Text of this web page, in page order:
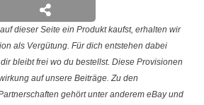
dieser Seite ein Produkt kaufst, erhalten wir
als Vergütung. Für dich entstehen dabei
bleibt frei wo du bestellst. Diese Provisionen
auf unsere Beiträge. Zu den
gehört unter anderem eBay und